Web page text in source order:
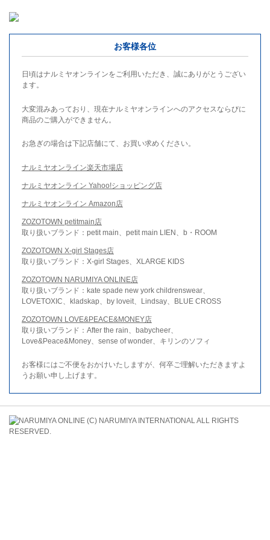
お客様各位
日頃はナルミヤオンラインをご利用いただき、誠にありがとうござい
ます。
大変混みあっており、現在ナルミヤオンラインへのアクセスならびに
商品のご購入ができません。
お急ぎの場合は下記店舗にて、お買い求めください。
ナルミヤオンライン楽天市場店
ナルミヤオンライン Yahoo!ショッピング店
ナルミヤオンライン Amazon店
ZOZOTOWN petitmain店
取り扱いブランド：petit main、petit main LIEN、b・ROOM
ZOZOTOWN X-girl Stages店
取り扱いブランド：X-girl Stages、XLARGE KIDS
ZOZOTOWN NARUMIYA ONLINE店
取り扱いブランド：kate spade new york childrenswear、
LOVETOXIC、kladskap、by loveit、Lindsay、BLUE CROSS
ZOZOTOWN LOVE&PEACE&MONEY店
取り扱いブランド：After the rain、babycheer、
Love&Peace&Money、sense of wonder、キリンのソフィ
お客様にはご不便をおかけいたしますが、何卒ご理解いただきますよ
うお願い申し上げます。